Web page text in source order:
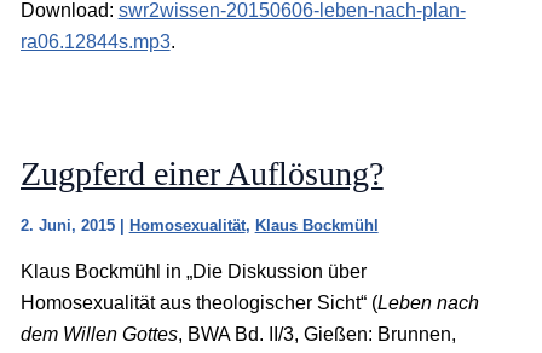
Download: swr2wissen-20150606-leben-nach-plan-
ra06.12844s.mp3.
Zugpferd einer Auflösung?
2. Juni, 2015 | Homosexualität, Klaus Bockmühl
Klaus Bockmühl in „Die Diskussion über
Homosexualität aus theologischer Sicht“ (Leben nach
dem Willen Gottes, BWA Bd. II/3, Gießen: Brunnen,